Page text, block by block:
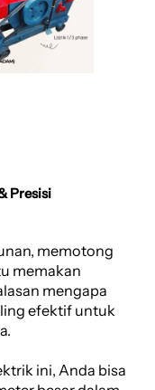
Presisi
memotong
memakan
mengapa
efektif untuk
ini, Anda bisa